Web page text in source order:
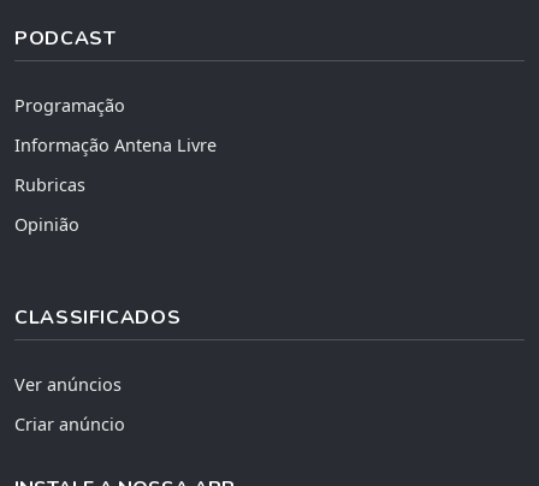
PODCAST
Programação
Informação Antena Livre
Rubricas
Opinião
CLASSIFICADOS
Ver anúncios
Criar anúncio